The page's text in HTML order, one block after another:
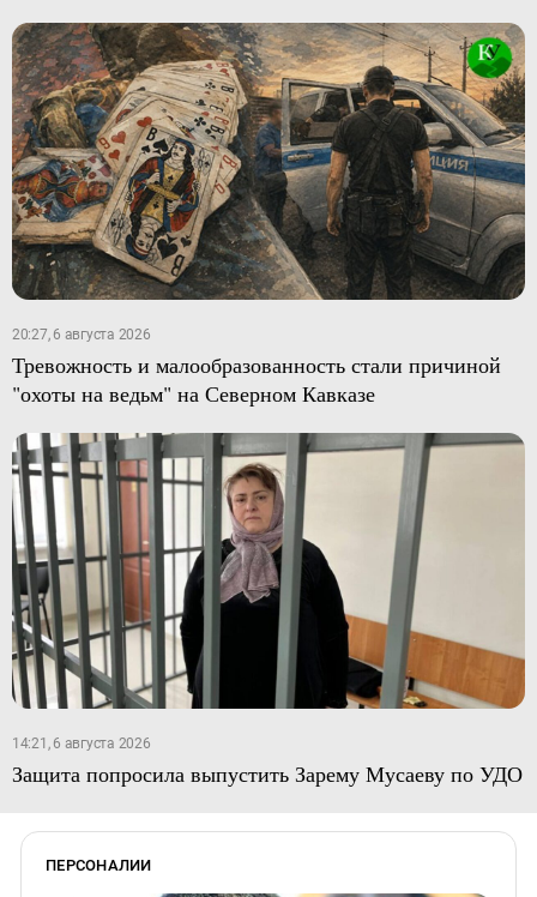
20:27, 6 августа 2026
Тревожность и малообразованность стали причиной
"охоты на ведьм" на Северном Кавказе
14:21, 6 августа 2026
Защита попросила выпустить Зарему Мусаеву по УДО
ПЕРСОНАЛИИ